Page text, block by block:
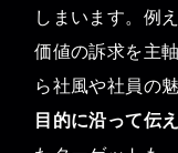
しまいます。例
価値の訴求を主
ら社風や社員の
目的に沿って伝